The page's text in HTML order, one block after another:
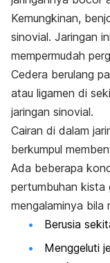
Kemungkinan,
sinovial. Jaringan
mempermudah
Cedera berulang
atau ligamen di
jaringan sinovial.
Cairan di dalam
berkumpul
Ada beberapa
pertumbuhan kista
mengalaminya bila
Berusia
Menggeluti